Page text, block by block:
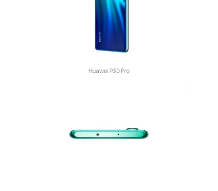
Huawei P30 Pro